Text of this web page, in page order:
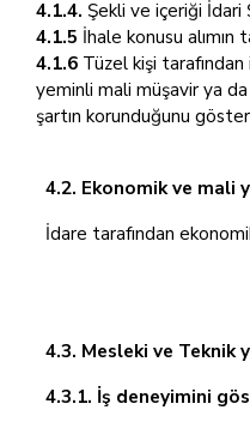
4.1.4. Şekli ve içeriği
4.1.5 İhale konusu alımın
4.1.6 Tüzel kişi
yeminli mali müşavir ya
şartın korunduğunu
4.2. Ekonomik ve mali
İdare tarafından
4.3. Mesleki ve
4.3.1. İş deneyimini